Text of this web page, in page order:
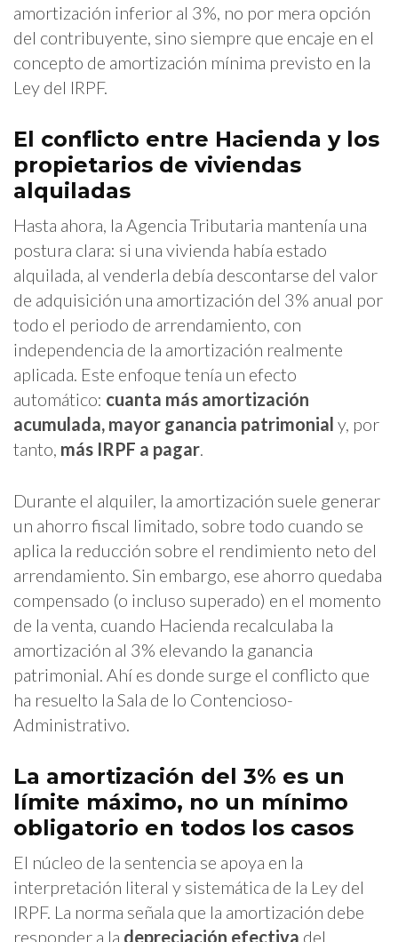
amortización inferior al 3%, no por mera opción
del contribuyente, sino siempre que encaje en el
concepto de amortización mínima previsto en la
Ley del IRPF.
El conflicto entre Hacienda y los
propietarios de viviendas
alquiladas
Hasta ahora, la Agencia Tributaria mantenía una
postura clara: si una vivienda había estado
alquilada, al venderla debía descontarse del valor
de adquisición una amortización del 3% anual por
todo el periodo de arrendamiento, con
independencia de la amortización realmente
aplicada. Este enfoque tenía un efecto
automático: cuanta más amortización
acumulada, mayor ganancia patrimonial y, por
tanto, más IRPF a pagar.
Durante el alquiler, la amortización suele generar
un ahorro fiscal limitado, sobre todo cuando se
aplica la reducción sobre el rendimiento neto del
arrendamiento. Sin embargo, ese ahorro quedaba
compensado (o incluso superado) en el momento
de la venta, cuando Hacienda recalculaba la
amortización al 3% elevando la ganancia
patrimonial. Ahí es donde surge el conflicto que
ha resuelto la Sala de lo Contencioso-
Administrativo.
La amortización del 3% es un
límite máximo, no un mínimo
obligatorio en todos los casos
El núcleo de la sentencia se apoya en la
interpretación literal y sistemática de la Ley del
IRPF. La norma señala que la amortización debe
responder a la depreciación efectiva del